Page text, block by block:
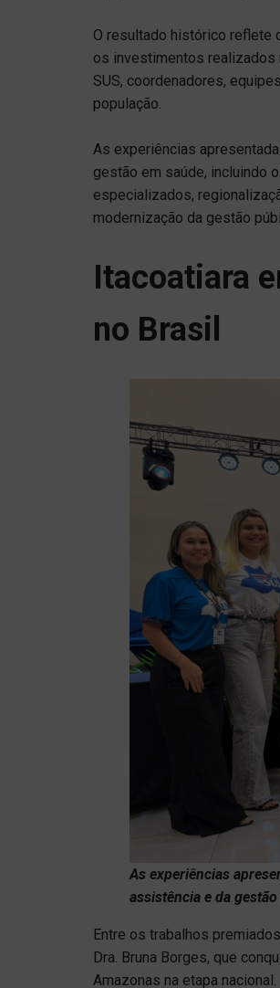
O resultado histórico reflete
os investimentos realizados
SUS, coordenadores,
população.
As experiências
gestão em saúde, incluindo
especializados,
modernização da gestão
Itacoatiara
no Brasil
As experiências
assistência e da
Entre os trabalhos
Dra. Bruna Borges, que
Amazonas na etapa nacional.